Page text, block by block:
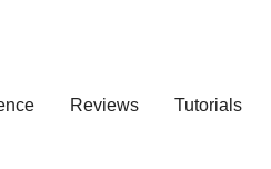
Reviews Tutorials